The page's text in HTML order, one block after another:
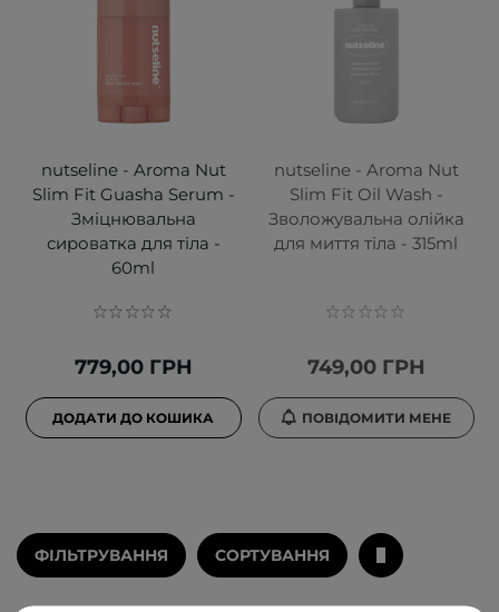
nutseline - Aroma Nut
Slim Fit Guasha Serum -
Зміцнювальна
сироватка для тіла -
60ml
779,00 ГРН
ДОДАТИ ДО КОШИКА
nutseline - Aroma Nut
Slim Fit Oil Wash -
Зволожувальна олійка
для миття тіла - 315ml
749,00 ГРН
ПОВІДОМИТИ МЕНЕ
ФІЛЬТРУВАННЯ СОРТУВАННЯ